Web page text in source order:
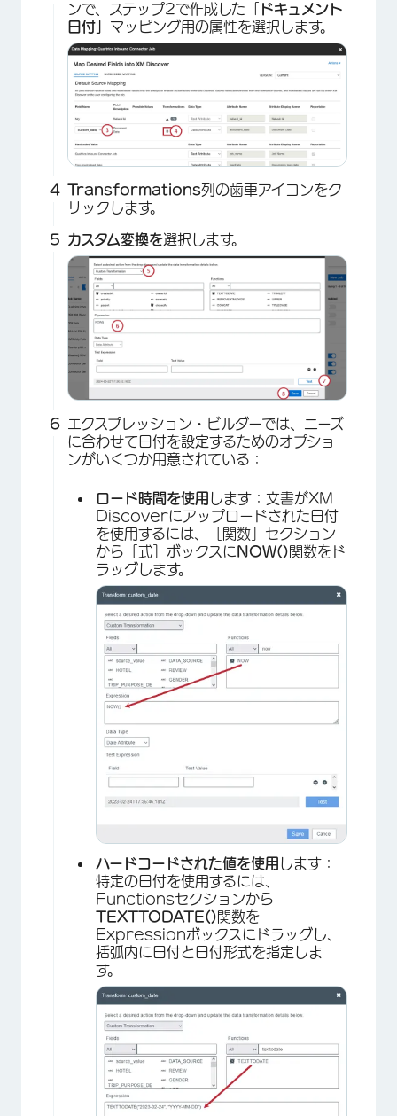
ンで、ステップ2で作成した「
ドキュメント
日付」 マッピング用の属性を選択します。
Transformations列の歯車アイコンをク
リックします。
カスタム変換を選択します。
エクスプレッション・ビルダーでは、ニーズ
に合わせて日付を設定するためのオプショ
ンがいくつか用意されている：
ロード時間を使用 します：文書がXM
Discoverにアップロードされた日付
を使用するには、［関数］セクション
から［式］ボックスに NOW()関数をド
ラッグします。
ハードコードされた値を使用します：
特定の日付を使用するには、
Functionsセクションから
TEXTTODATE()関数を
Expressionボックスにドラッグし、
括弧内に日付と日付形式を指定しま
す。